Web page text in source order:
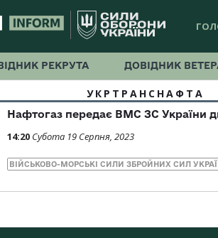
РЕКРУТА ДОВІДНИК
УКРТРАНСНАФТА
Нафтогаз передає ВМС ЗС України
14:20 Субота 19 Серпня, 2023
ВІЙСЬКОВО-МОРСЬКІ СИЛИ ЗБРОЙНИХ СИЛ